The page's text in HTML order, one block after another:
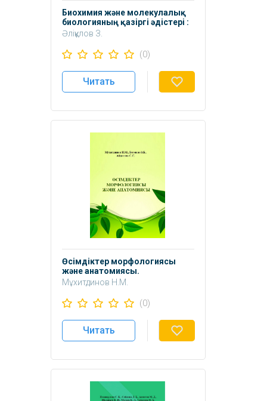
Биохимия жəне молекулалық
биологияның қазіргі əдістері :
Оқулық.
Əліқұлов З.
(0)
Читать
Өсімдіктер морфологиясы
және анатомиясы.
Мұхитдинов Н.М.
Бегенов Ә.Б.
(0)
Читать